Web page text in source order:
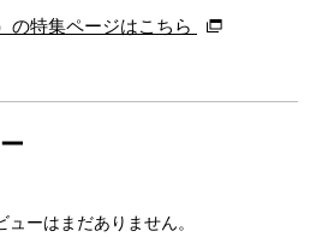
の特集ページはこちら
ーはまだありません。